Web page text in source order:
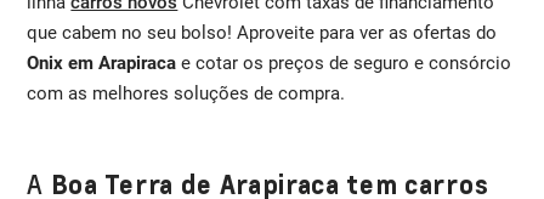
que cabem no seu bolso! Aproveite para ver as ofertas do
Onix em Arapiracae cotar os preços de seguro e consórcio
com as melhores soluções de compra.
A Boa Terra de Arapiraca tem carros